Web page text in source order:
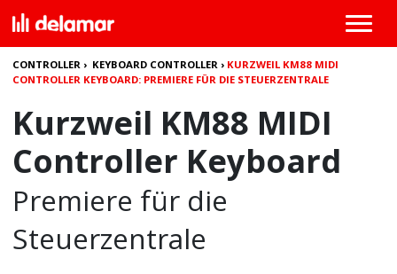
CONTROLLER › KEYBOARD CONTROLLER › KURZWEIL KM88 MIDI
CONTROLLER KEYBOARD: PREMIERE FÜR DIE STEUERZENTRALE
Kurzweil KM88 MIDI
Controller Keyboard
Premiere für die
Steuerzentrale